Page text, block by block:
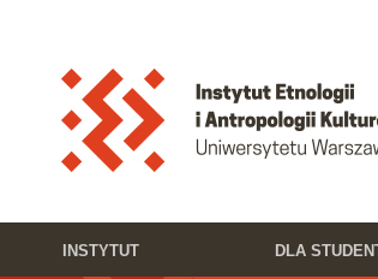
INSTYTUT DLA